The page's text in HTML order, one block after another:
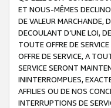
ET NOUS-MÊMES
DE VALEUR MARCHANDE,
DECOULANT D’UNE LOI,
TOUTE OFFRE DE
OFFRE DE SERVICE, A
SERVICE SERONT
ININTERROMPUES,
AFFILIES OU DE NOS
INTERRUPTIONS DE